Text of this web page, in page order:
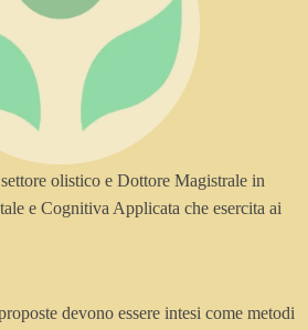
olistico e Dottore Magistrale in
e Cognitiva Applicata che esercita ai
devono essere intesi come metodi